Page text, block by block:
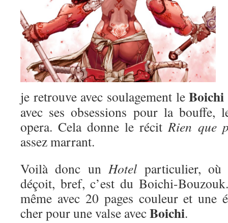
je retrouve avec soulagement leBoichi
avec ses obsessions pour la bouffe,
opera. Cela donne le récitRien que
assez marrant.
Voilà donc unHotel particulier,
déçoit, bref, c’est du Boichi-
même avec 20 pages couleur et une
cher pour une valse avecBoichi.